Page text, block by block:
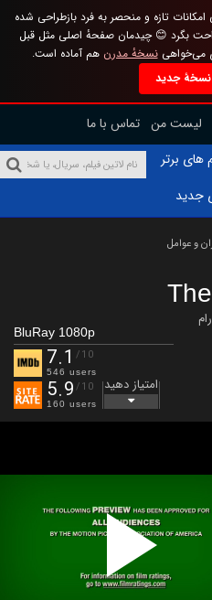
تازه و منحصر به فرد بازطراحی شده
بگرد 😊 چیدمان صفحهٔ اصلی مثل قبل
می‌خواهینسخهٔ مدرن هم آماده است.
جدید
لیست من تماس با ما
های برتر
جدید
و عوامل
BluRay 1080p
7.1 /10
546 users
5.9 /10
160 users
امتیاز دهید